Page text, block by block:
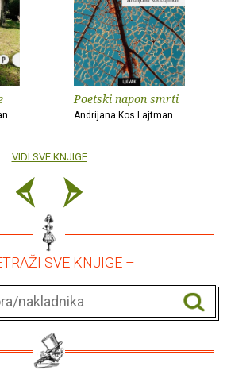
Poetski napon smrti
Andrijana Kos Lajtman
VIDI SVE KNJIGE
SVE KNJIGE –